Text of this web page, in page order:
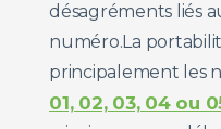
désagréments liés
numéro.La
principalement les
01, 02, 03, 04 ou